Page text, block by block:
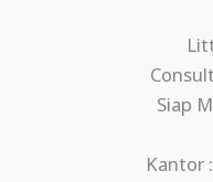
Siap
Kantor :